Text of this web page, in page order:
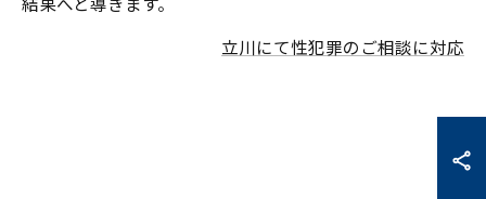
立川にて性犯罪のご相談に対応